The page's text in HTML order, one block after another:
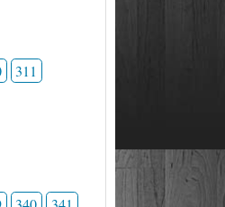
311